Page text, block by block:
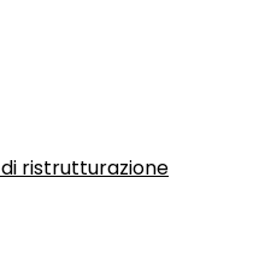
ristrutturazione